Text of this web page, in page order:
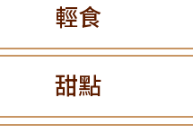
輕食
甜點